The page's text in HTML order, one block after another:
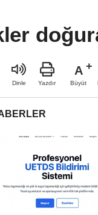
Dinle Yazdır
A
Büyüt